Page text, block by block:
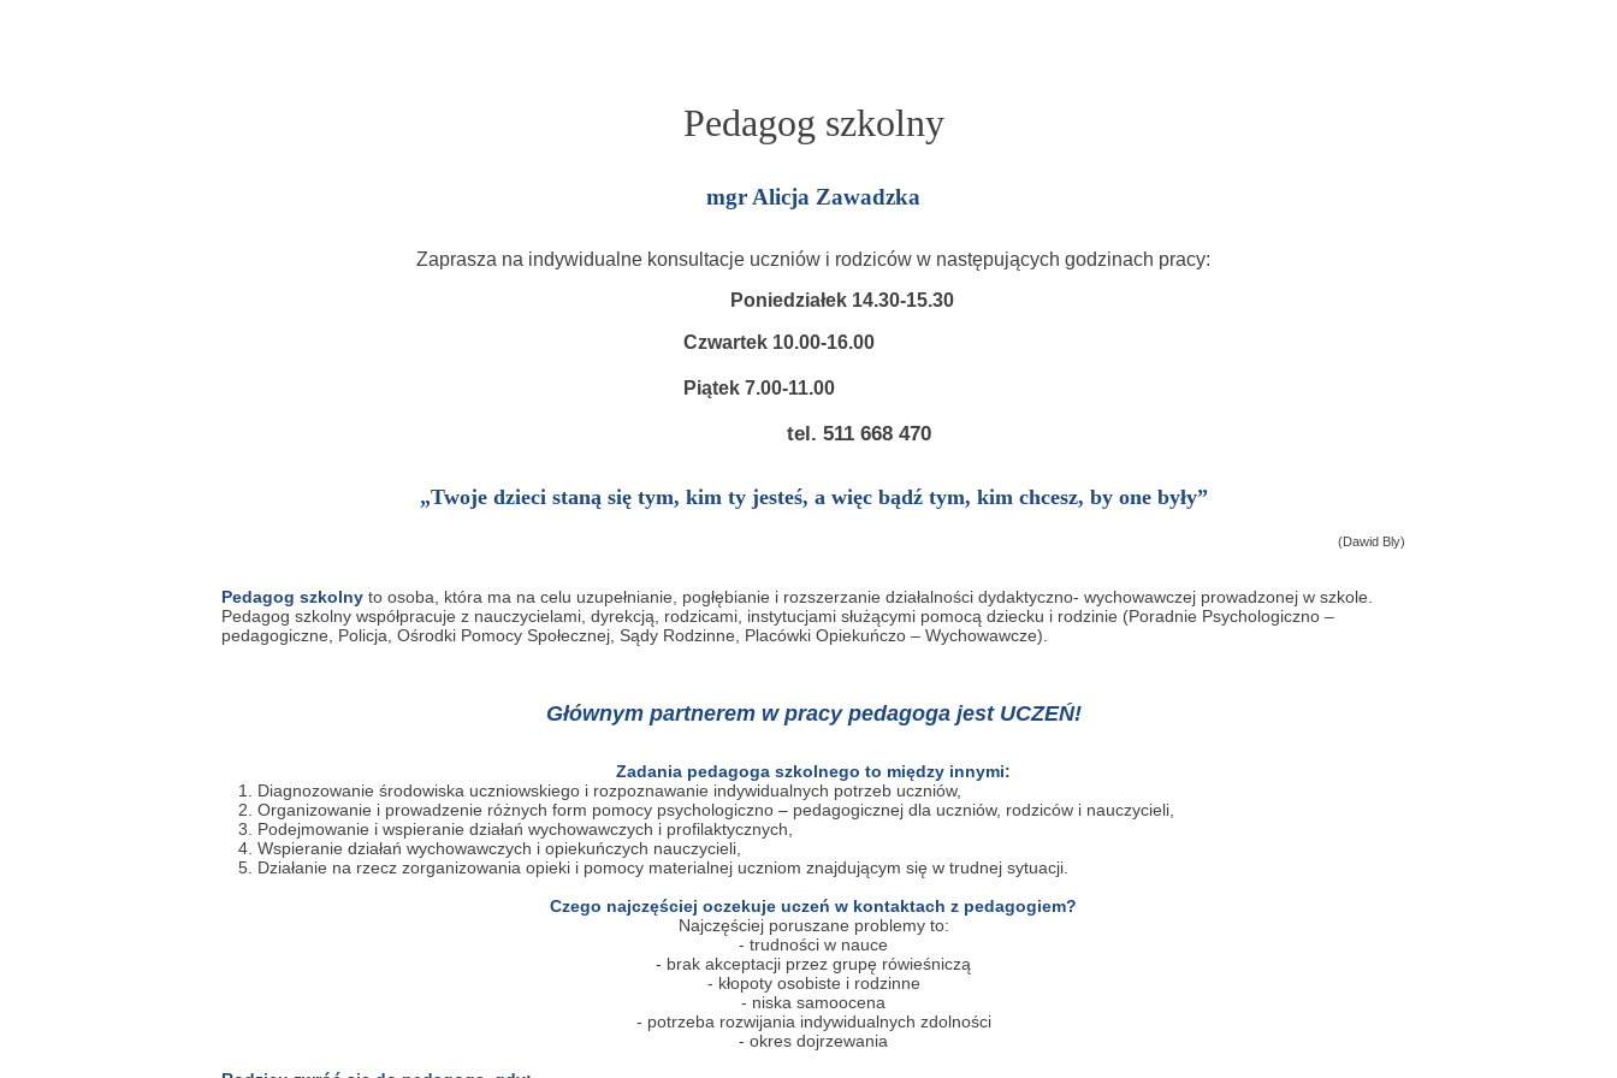
Pedagog szkolny
mgr Alicja Zawadzka
Zaprasza na indywidualne konsultacje uczniów i rodziców w następujących godzinach pracy:
Poniedziałek 14.30-15.30
Czwartek 10.00-16.00
Piątek 7.00-11.00
tel. 511 668 470
„Twoje dzieci staną się tym, kim ty jesteś, a więc bądź tym, kim chcesz, by one były”
(Dawid Bly)
Pedagog szkolny to osoba, która ma na celu uzupełnianie, pogłębianie i rozszerzanie działalności dydaktyczno- wychowawczej prowadzonej w szkole.
Pedagog szkolny współpracuje z nauczycielami, dyrekcją, rodzicami, instytucjami służącymi pomocą dziecku i rodzinie (Poradnie Psychologiczno –
pedagogiczne, Policja, Ośrodki Pomocy Społecznej, Sądy Rodzinne, Placówki Opiekuńczo – Wychowawcze).
Głównym partnerem w pracy pedagoga jest UCZEŃ!
Zadania pedagoga szkolnego to między innymi:
Diagnozowanie środowiska uczniowskiego i rozpoznawanie indywidualnych potrzeb uczniów,
Organizowanie i prowadzenie różnych form pomocy psychologiczno – pedagogicznej dla uczniów, rodziców i nauczycieli,
Podejmowanie i wspieranie działań wychowawczych i profilaktycznych,
Wspieranie działań wychowawczych i opiekuńczych nauczycieli,
Działanie na rzecz zorganizowania opieki i pomocy materialnej uczniom znajdującym się w trudnej sytuacji.
Czego najczęściej oczekuje uczeń w kontaktach z pedagogiem?
Najczęściej poruszane problemy to:
- trudności w nauce
- brak akceptacji przez grupę rówieśniczą
- kłopoty osobiste i rodzinne
- niska samoocena
- potrzeba rozwijania indywidualnych zdolności
- okres dojrzewania